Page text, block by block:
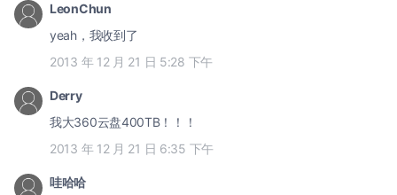
LeonChun
yeah，我收到了
2013 年 12 月 21 日 5:28 下午
Derry
我大360云盘400TB！！！
2013 年 12 月 21 日 6:35 下午
哇哈哈